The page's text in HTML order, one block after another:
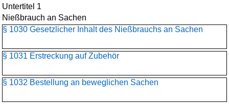
Untertitel 1
Nießbrauch an Sachen
§ 1030 Gesetzlicher Inhalt des Nießbrauchs an Sachen
§ 1031 Erstreckung auf Zubehör
§ 1032 Bestellung an beweglichen Sachen